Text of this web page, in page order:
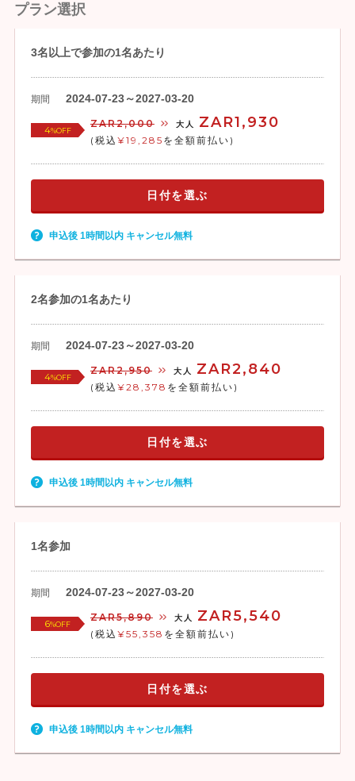
プラン選択
3名以上で参加の1名あたり
期間 2024-07-23～2027-03-20
4%OFF
ZAR2,000 大人 ZAR1,930
(税込 ¥19,285 を全額前払い)
日付を選ぶ
申込後 1時間以内 キャンセル無料
2名参加の1名あたり
期間 2024-07-23～2027-03-20
4%OFF
ZAR2,950 大人 ZAR2,840
(税込 ¥28,378 を全額前払い)
日付を選ぶ
申込後 1時間以内 キャンセル無料
1名参加
期間 2024-07-23～2027-03-20
6%OFF
ZAR5,890 大人 ZAR5,540
(税込 ¥55,358 を全額前払い)
日付を選ぶ
申込後 1時間以内 キャンセル無料